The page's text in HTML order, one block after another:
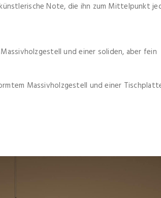
Note, die ihn zum Mittelpunkt
und einer soliden, aber fein
Massivholzgestell und einer